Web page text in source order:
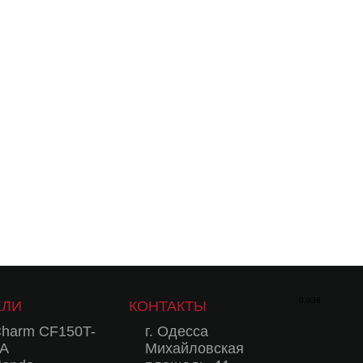
CF150T-
КОНТАКТЫ
г. Одесса
Михайловская